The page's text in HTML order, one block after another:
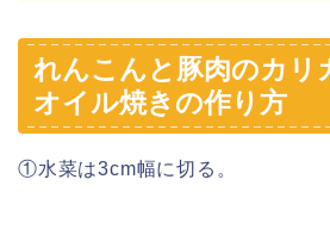
れんこんと豚肉のカリ
オイル焼きの作り方
①水菜は3cm幅に切る。